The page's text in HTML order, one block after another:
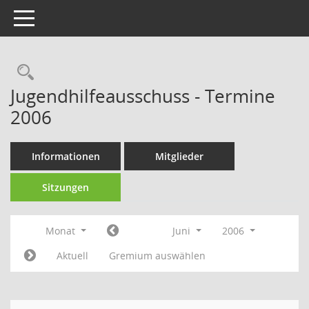
Toggle navigation
Rechercheauswahl
Jugendhilfeausschuss - Termine
2006
Informationen Mitglieder
Sitzungen
Monat Juni
2006
Aktuell
Gremium auswählen